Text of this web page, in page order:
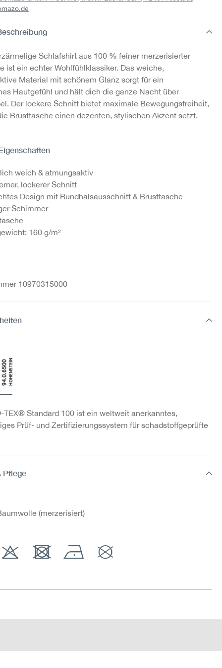
Schlafshirt aus 100 % feiner merzerisierter
ist ein echter Wohlfühlklassiker. Das weiche,
Material mit schönem Glanz sorgt für ein
Hautgefühl und hält dich die ganze Nacht über
Der lockere Schnitt bietet maximale Bewegungsfreiheit,
Brusttasche einen dezenten, stylischen Akzent setzt.
weich & atmungsaktiv
lockerer Schnitt
Design mit Rundhalsausschnitt & Brusttasche
Schimmer
160 g/m²
10970315000
TEX® Standard 100 ist ein weltweit anerkanntes,
Prüf- und Zertifizierungssystem für schadstoffgeprüfte
Pflege
(merzerisiert)
Baumwolle
1